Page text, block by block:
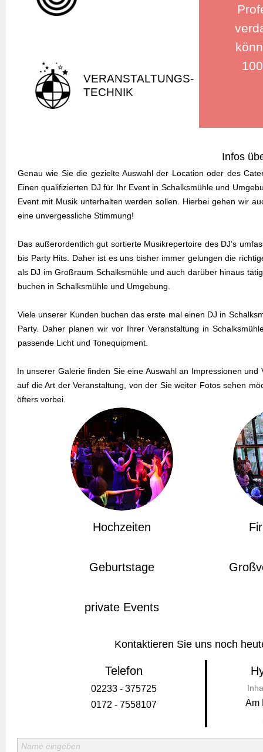
VERANSTALTUNGS-
TECHNIK
Infos
Genau wie Sie die gezielte Auswahl der Location oder des
Einen qualifizierten DJ für Ihr Event in Schalksmühle und
Event mit Musik unterhalten werden sollen. Hierbei gehen wir
eine unvergessliche Stimmung!
Das außerordentlich gut sortierte Musikrepertoire des DJ‘s
bis Party Hits. Daher ist es uns bisher immer gelungen die
als DJ im Großraum Schalksmühle und auch darüber hinaus
buchen in Schalksmühle und Umgebung.
Viele unserer Kunden buchen das erste mal einen DJ in
Party. Daher planen wir vor Ihrer Veranstaltung in
passende Licht und Tonequipment.
In unserer Galerie finden Sie eine Auswahl an Impressionen
auf die Art der Veranstaltung, von der Sie weiter Fotos sehen
öfters vorbei.
Hochzeiten
Geburtstage
private Events
Kontaktieren Sie uns noch
Telefon
02233 - 375725
0172 - 7558107
Am
Name eingeben